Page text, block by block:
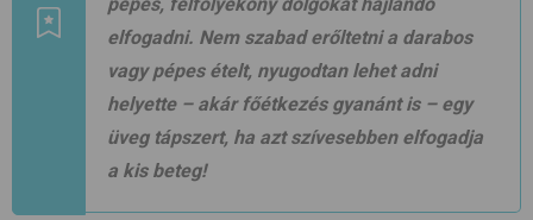
elfogadni. Nem szabad erőltetni a darabos
vagy pépes ételt, nyugodtan lehet adni
helyette – akár főétkezés gyanánt is – egy
üveg tápszert, ha azt szívesebben elfogadja
a kis beteg!